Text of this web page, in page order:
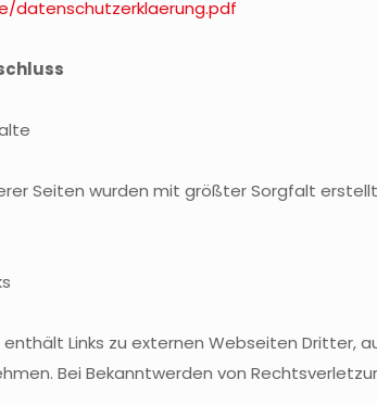
datenschutzerklaerung.pdf
Seiten wurden mit größter Sorgfalt
Links zu externen Webseiten Dritter,
Bei Bekanntwerden von